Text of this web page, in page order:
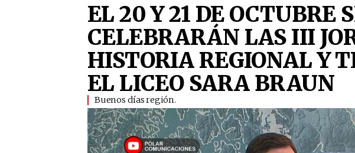
EL 20 Y 21 DE OCTUBRE
CELEBRARÁN LAS III
HISTORIA REGIONAL Y
EL LICEO SARA BRAUN
Buenos días región.